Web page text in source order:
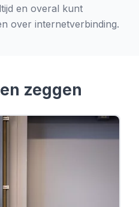
en overal kunt
over internetverbinding.
zeggen